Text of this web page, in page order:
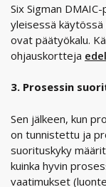
Six Sigman
yleisessä käytössä
ovat päätyökalu.
ohjauskortteja
3. Prosessin
Sen jälkeen, kun
on tunnistettu ja
suorituskyky
kuinka hyvin
vaatimukset